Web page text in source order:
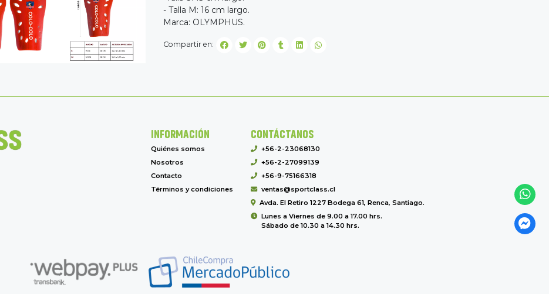
- Talla M: 16 cm largo.
Marca: OLYMPHUS.
Compartir en:
INFORMACIÓN
Quiénes somos
Nosotros
Contacto
Términos y condiciones
CONTÁCTANOS
+56-2-23068130
+56-2-27099139
+56-9-75166318
ventas@sportclass.cl
Avda. El Retiro 1227 Bodega 61, Renca, Santiago.
Lunes a Viernes de 9.00 a 17.00 hrs.
Sábado de 10.30 a 14.30 hrs.